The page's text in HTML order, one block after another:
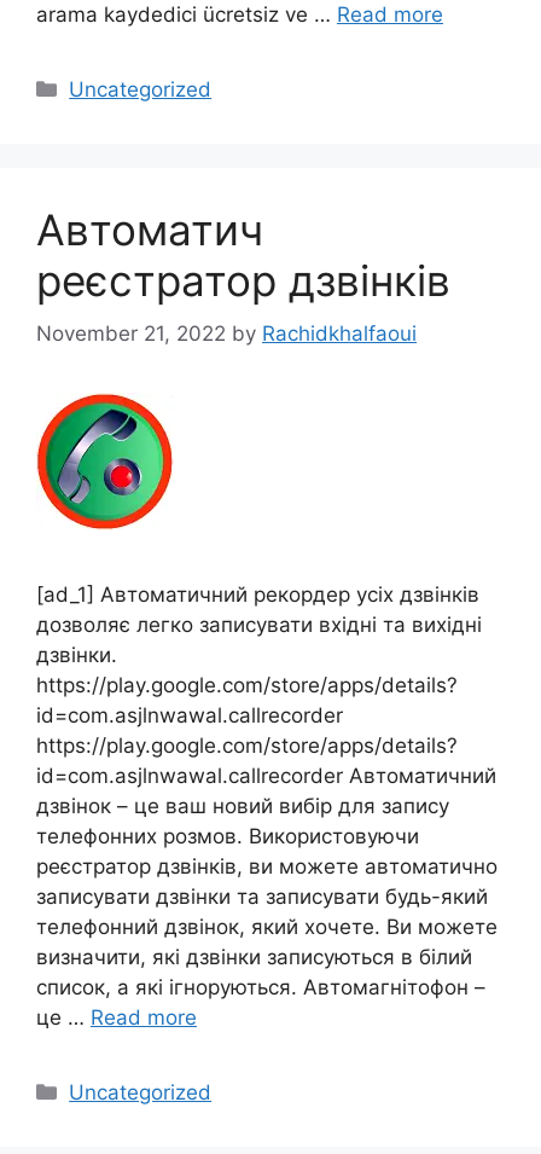
arama kaydedici ücretsiz ve … Read more
Categories
Uncategorized
Автоматич
реєстратор дзвінків
November 21, 2022 by Rachidkhalfaoui
[ad_1] Автоматичний рекордер усіх дзвінків
дозволяє легко записувати вхідні та вихідні
дзвінки.
https://play.google.com/store/apps/details?
id=com.asjlnwawal.callrecorder
https://play.google.com/store/apps/details?
id=com.asjlnwawal.callrecorder Автоматичний
дзвінок – це ваш новий вибір для запису
телефонних розмов. Використовуючи
реєстратор дзвінків, ви можете автоматично
записувати дзвінки та записувати будь-який
телефонний дзвінок, який хочете. Ви можете
визначити, які дзвінки записуються в білий
список, а які ігноруються. Автомагнітофон –
це … Read more
Categories
Uncategorized